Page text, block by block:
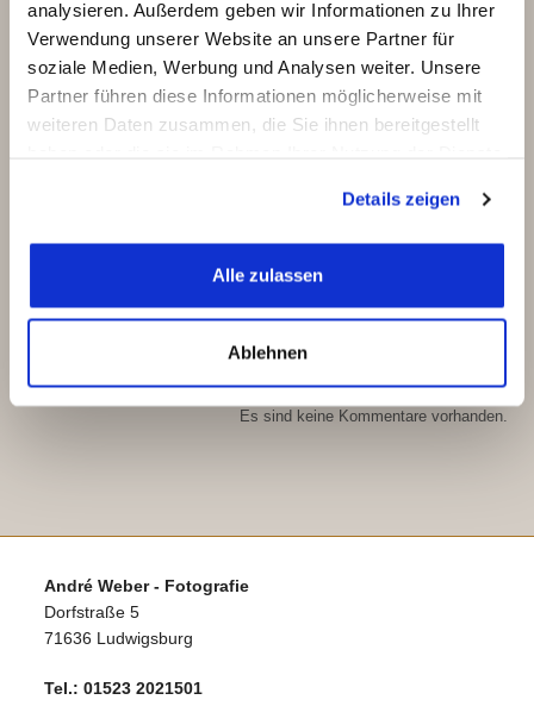
analysieren. Außerdem geben wir Informationen zu Ihrer
Verwendung unserer Website an unsere Partner für
soziale Medien, Werbung und Analysen weiter. Unsere
Partner führen diese Informationen möglicherweise mit
weiteren Daten zusammen, die Sie ihnen bereitgestellt
Details zeigen
Alle zulassen
Ablehnen
Du musst angemeldetsein, um einen Kommentar abgeben zu
können.
Suchen
Recent Posts
Babybauch-Shooting im Kornfeld
Willkommen
Es sind keine Kommentare vorhanden.
André Weber - Fotografie
Dorfstraße 5
71636 Ludwigsburg
Tel.:01523 2021501